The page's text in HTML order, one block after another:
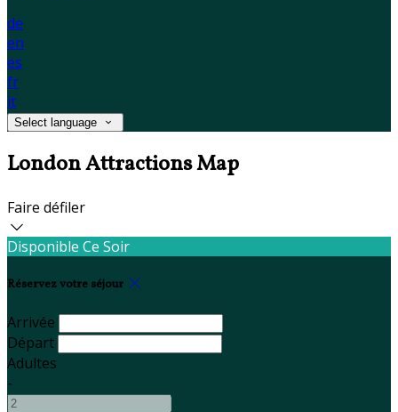
de
en
es
fr
it
Select language
London Attractions Map
Faire défiler
Disponible Ce Soir
Réservez votre séjour
Arrivée
Départ
Adultes
-